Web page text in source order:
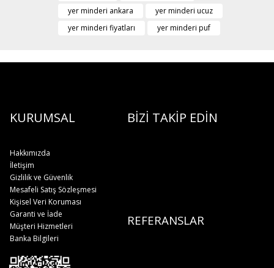
yer minderi ankara
yer minderi ucuz
yer minderi fiyatları
yer minderi puf
KURUMSAL BİZİ TAKİP EDİN
Hakkımızda
İletişim
Gizlilik ve Güvenlik
Mesafeli Satış Sözleşmesi
Kişisel Veri Koruması
REFERANSLAR
Garanti ve İade
Müşteri Hizmetleri
Banka Bilgileri